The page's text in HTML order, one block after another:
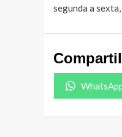
segunda a
Share